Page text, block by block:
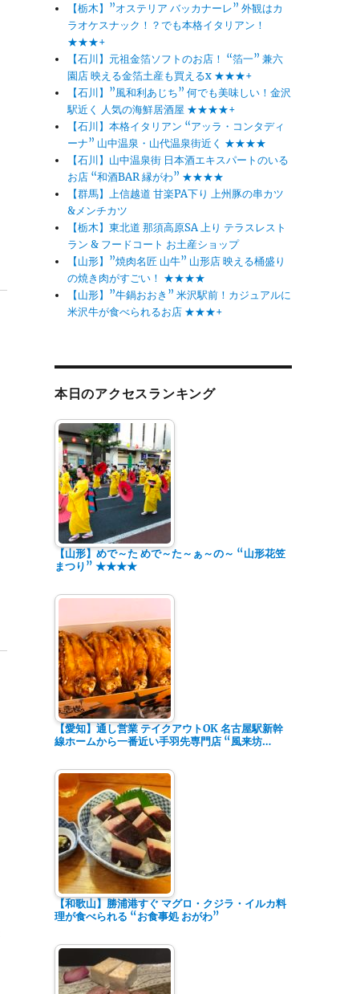
【栃木】”オステリア バッカナーレ” 外観はカ
ラオケスナック！？でも本格イタリアン！
★★★+
【石川】元祖金箔ソフトのお店！ “箔一” 兼六
園店 映える金箔土産も買えるx ★★★+
【石川】”風和利あじち” 何でも美味しい！金沢
駅近く 人気の海鮮居酒屋 ★★★★+
【石川】本格イタリアン “アッラ・コンタディ
ーナ” 山中温泉・山代温泉街近く ★★★★
【石川】山中温泉街 日本酒エキスパートのいる
お店 “和酒BAR 縁がわ” ★★★★
【群馬】上信越道 甘楽PA下り 上州豚の串カツ
&メンチカツ
【栃木】東北道 那須高原SA 上り テラスレスト
ラン & フードコート お土産ショップ
【山形】”焼肉名匠 山牛” 山形店 映える桶盛り
の焼き肉がすごい！ ★★★★
【山形】”牛鍋おおき” 米沢駅前！カジュアルに
米沢牛が食べられるお店 ★★★+
本日のアクセスランキング
【山形】めで～た めで～た～ぁ～の～ “山形花笠
まつり” ★★★★
【愛知】通し営業 テイクアウトOK 名古屋駅新幹
線ホームから一番近い手羽先専門店 “風来坊…
【和歌山】勝浦港すぐ マグロ・クジラ・イルカ料
理が食べられる “お食事処 おがわ”